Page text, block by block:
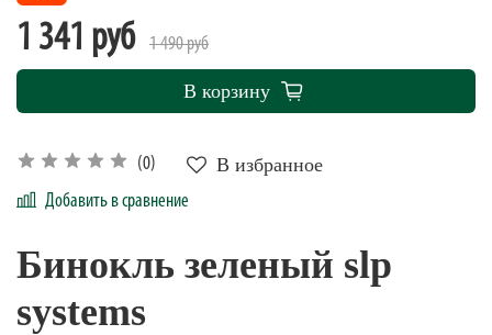
(0) В избранное
Добавить в сравнение
1 341 руб 1 490 руб
В корзину
Бинокль зеленый slp
systems